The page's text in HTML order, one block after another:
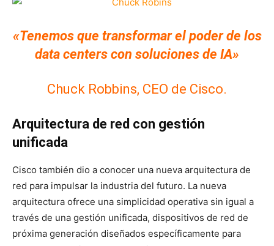
«Tenemos que transformar el poder de los
data centers con soluciones de IA»
Chuck Robbins, CEO de Cisco.
Arquitectura de red con gestión
unificada
Cisco también dio a conocer una nueva arquitectura de
red para impulsar la industria del futuro. La nueva
arquitectura ofrece una simplicidad operativa sin igual a
través de una gestión unificada, dispositivos de red de
próxima generación diseñados específicamente para